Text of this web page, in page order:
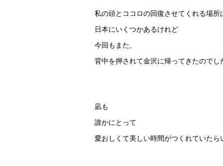
私の頭とココロの回復させてくれる場所
日本にいくつかあるけれど
今回もまた、
背中を押されて金沢に帰ってきたのでし
凪も
誰かにとって
愛おしくて美しい時間がつくれていたら